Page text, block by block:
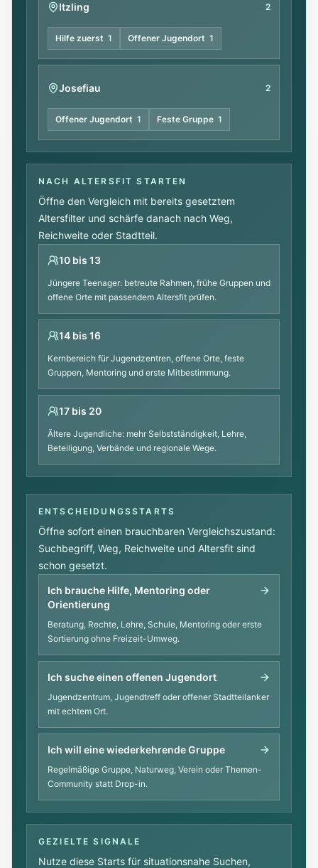
Itzling 2
Hilfe zuerst 1 Offener Jugendort 1
Josefiau 2
Offener Jugendort 1 Feste Gruppe 1
NACH ALTERSFIT STARTEN
Öffne den Vergleich mit bereits gesetztem
Altersfilter und schärfe danach nach Weg,
Reichweite oder Stadtteil.
10 bis 13
Jüngere Teenager: betreute Rahmen, frühe Gruppen und
offene Orte mit passendem Altersfit prüfen.
14 bis 16
Kernbereich für Jugendzentren, offene Orte, feste
Gruppen, Mentoring und erste Mitbestimmung.
17 bis 20
Ältere Jugendliche: mehr Selbstständigkeit, Lehre,
Beteiligung, Verbände und regionale Wege.
ENTSCHEIDUNGSSTARTS
Öffne sofort einen brauchbaren Vergleichszustand:
Suchbegriff, Weg, Reichweite und Altersfit sind
schon gesetzt.
Ich brauche Hilfe, Mentoring oder
Orientierung
Beratung, Rechte, Lehre, Schule, Mentoring oder erste
Sortierung ohne Freizeit-Umweg.
Ich suche einen offenen Jugendort
Jugendzentrum, Jugendtreff oder offener Stadtteilanker
mit echtem Ort.
Ich will eine wiederkehrende Gruppe
Regelmäßige Gruppe, Naturweg, Verein oder Themen-
Community statt Drop-in.
GEZIELTE SIGNALE
Nutze diese Starts für situationsnahe Suchen,